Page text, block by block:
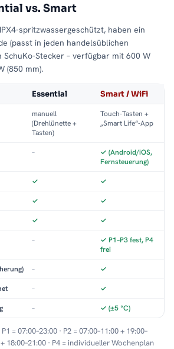
vs. Smart
spritzwassergeschützt, haben ein
(passt in jeden handelsüblichen
SchuKo-Stecker – verfügbar mit 600 W
(850 mm).
Essential Smart / WiFi
manuell
(Drehlünette +
Tasten)
Touch-Tasten +
„Smart Life“-App
–
✓ (Android/iOS,
Fernsteuerung)
✓ ✓
✓ ✓
✓ ✓
–
✓ P1–P3 fest, P4
frei
– ✓
– ✓
– ✓ (±5 °C)
P1 = 07:00–23:00 · P2 = 07:00–11:00 + 19:00–
+ 18:00–21:00 · P4 = individueller Wochenplan